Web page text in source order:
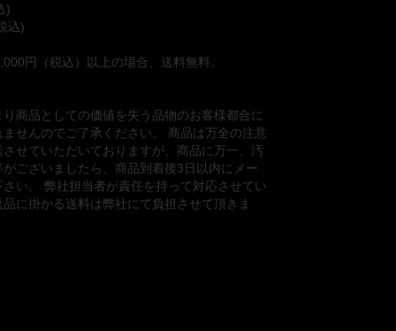
)
込)
円（税込）以上の場合、送料無料。
商品としての価値を失う品物のお客様都合に
せんのでご了承ください。 商品は万全の注意
せていただいておりますが、商品に万一、汚
ございましたら、商品到着後3日以内にメー
い。 弊社担当者が責任を持って対応させてい
に掛かる送料は弊社にて負担させて頂きま